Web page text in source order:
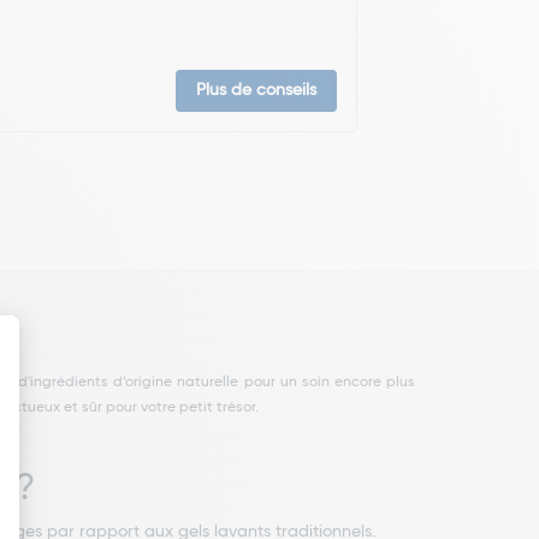
Plus de conseils
et sûr pour votre petit trésor.
?
par rapport aux gels lavants traditionnels.